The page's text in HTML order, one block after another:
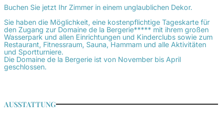
Buchen Sie jetzt Ihr Zimmer in einem unglaublichen Dekor.
Sie haben die Möglichkeit, eine kostenpflichtige Tageskarte für
den Zugang zur Domaine de la Bergerie***** mit ihrem großen
Wasserpark und allen Einrichtungen und Kinderclubs sowie zum
Restaurant, Fitnessraum, Sauna, Hammam und alle Aktivitäten
und Sportturniere.
Die Domaine de la Bergerie ist von November bis April
geschlossen.
AUSSTATTUNG